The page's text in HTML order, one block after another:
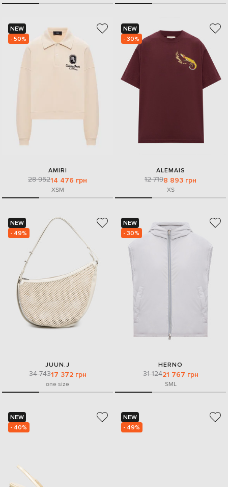
NEW
- 50%
AMIRI
28 95214 476 грн
XSM
NEW
- 30%
ALEMAIS
12 7198 893 грн
XS
NEW
- 49%
JUUN.J
34 74317 372 грн
one size
NEW
- 30%
HERNO
31 12421 767 грн
SML
NEW
- 40%
NEW
- 49%